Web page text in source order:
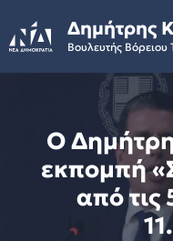
to
content
Δημήτρης
Βουλευτής
Ο
εκπομπή
από τις